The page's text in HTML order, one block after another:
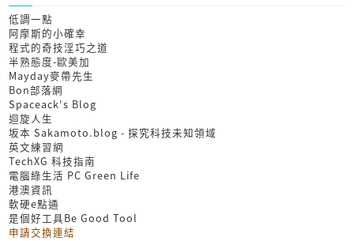
低調一點
阿摩斯的小確幸
程式的奇技淫巧之道
半熟態度-歐美加
Mayday麥帶先生
Bon部落網
Spaceack's Blog
迴旋人生
坂本 Sakamoto.blog - 探究科技未知領域
英文練習網
TechXG 科技指南
電腦綠生活 PC Green Life
港澳資訊
軟硬e點通
是個好工具Be Good Tool
申請交換連結